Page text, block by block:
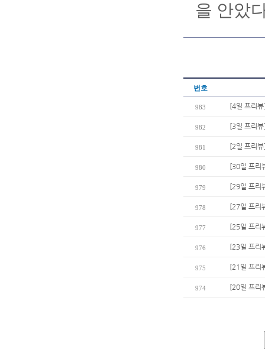
을 안았
번호
983 [4일 프리
982 [3일 프리
981 [2일 프리
980 [30일 프리
979 [29일 프리
978 [27일 프리
977 [25일 프리
976 [23일 프리
975 [21일 프리
974 [20일 프리